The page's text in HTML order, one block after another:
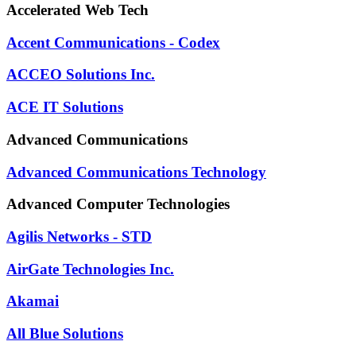
Accelerated Web Tech
Accent Communications - Codex
ACCEO Solutions Inc.
ACE IT Solutions
Advanced Communications
Advanced Communications Technology
Advanced Computer Technologies
Agilis Networks - STD
AirGate Technologies Inc.
Akamai
All Blue Solutions